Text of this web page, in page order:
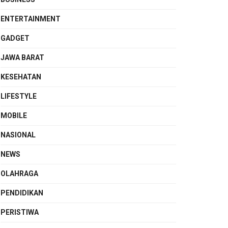
ENTERTAINMENT
GADGET
JAWA BARAT
KESEHATAN
LIFESTYLE
MOBILE
NASIONAL
NEWS
OLAHRAGA
PENDIDIKAN
PERISTIWA